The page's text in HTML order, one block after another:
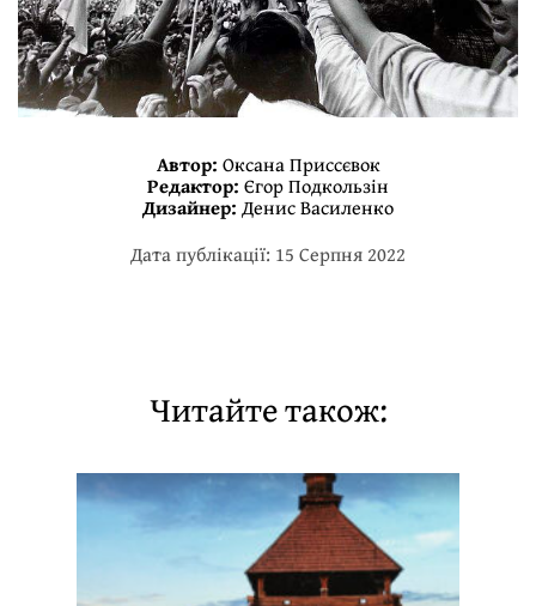
Автор: Оксана Приссєвок
Редактор: Єгор Подкользін
Дизайнер: Денис Василенко
Дата публікації: 15 Серпня 2022
Читайте також: